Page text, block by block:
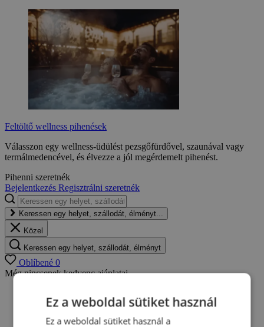
Feltöltő wellness pihenések
Válasszon egy wellness-üdülést pezsgőfürdővel, szaunával vagy
termálmedencével, és élvezze a jól megérdemelt pihenést.
Pihenni szeretnék
Bejelentkezés Regisztrálni szeretnék
Keressen egy helyet, szállodát, élményt...
Közel
Keressen egy helyet, szállodát, élményt
Oblíbené 0
Még nincsenek kedvenc ajánlatai.
Bármikor visszatérhet a mentett ajánlatokhoz
Egy helyen megtalálhatja kedvenc ajánlatait
Értesítéseket kaphat az ajánlatok változásairól
Ez a weboldal sütiket használ
Ez a weboldal sütiket használ a